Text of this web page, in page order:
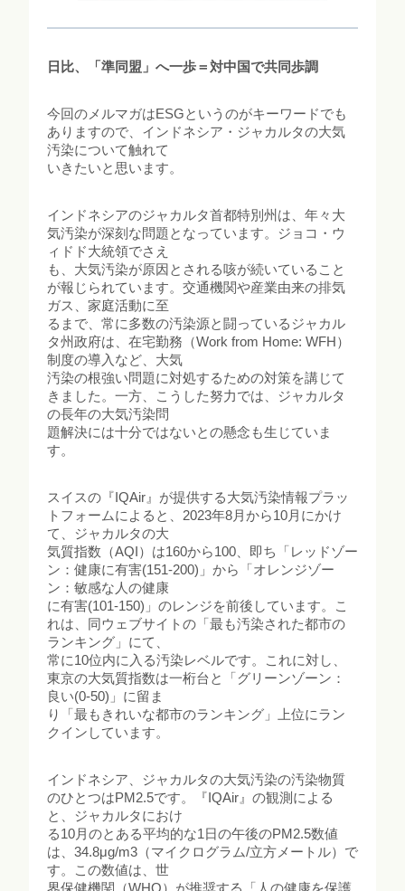
日比、「準同盟」へ一歩＝対中国で共同歩調
今回のメルマガはESGというのがキーワードでも
ありますので、インドネシア・ジャカルタの大気
汚染について触れて
いきたいと思います。
インドネシアのジャカルタ首都特別州は、年々大
気汚染が深刻な問題となっています。ジョコ・ウ
ィドド大統領でさえ
も、大気汚染が原因とされる咳が続いていること
が報じられています。交通機関や産業由来の排気
ガス、家庭活動に至
るまで、常に多数の汚染源と闘っているジャカル
タ州政府は、在宅勤務（Work from Home: WFH）
制度の導入など、大気
汚染の根強い問題に対処するための対策を講じて
きました。一方、こうした努力では、ジャカルタ
の長年の大気汚染問
題解決には十分ではないとの懸念も生じていま
す。
スイスの『IQAir』が提供する大気汚染情報プラッ
トフォームによると、2023年8月から10月にかけ
て、ジャカルタの大
気質指数（AQI）は160から100、即ち「レッドゾー
ン：健康に有害(151-200)」から「オレンジゾー
ン：敏感な人の健康
に有害(101-150)」のレンジを前後しています。こ
れは、同ウェブサイトの「最も汚染された都市の
ランキング」にて、
常に10位内に入る汚染レベルです。これに対し、
東京の大気質指数は一桁台と「グリーンゾーン：
良い(0-50)」に留ま
り「最もきれいな都市のランキング」上位にラン
クインしています。
インドネシア、ジャカルタの大気汚染の汚染物質
のひとつはPM2.5です。『IQAir』の観測による
と、ジャカルタにおけ
る10月のとある平均的な1日の午後のPM2.5数値
は、34.8μg/m3（マイクログラム/立方メートル）で
す。この数値は、世
界保健機関（WHO）が推奨する「人の健康を保護